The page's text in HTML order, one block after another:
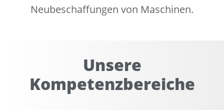
Neubeschaffungen von Maschinen.
Unsere
Kompetenzbereiche